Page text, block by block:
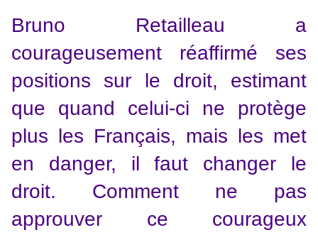
Bruno Retailleau a
courageusement réaffirmé ses
positions sur le droit, estimant
que quand celui-ci ne protège
plus les Français, mais les met
en danger, il faut changer le
droit. Comment ne pas
approuver ce courageux